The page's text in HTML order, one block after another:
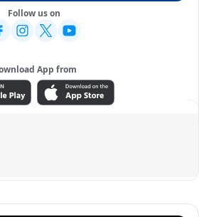
Follow us on
App from
ADVERTISEMENT